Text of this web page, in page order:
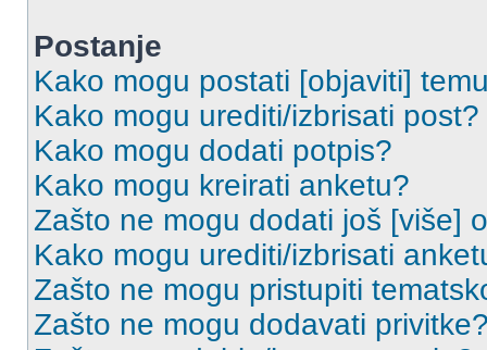
Postanje
Kako mogu postati [objaviti]
Kako mogu urediti/izbrisati post?
Kako mogu dodati potpis?
Kako mogu kreirati anketu?
Zašto ne mogu dodati još [više]
Kako mogu urediti/izbrisati
Zašto ne mogu pristupiti
Zašto ne mogu dodavati